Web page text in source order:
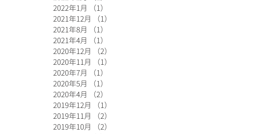
2022年1月
（1）
2021年12月
（1）
2021年8月
（1）
2021年4月
（1）
2020年12月
（2）
2020年11月
（1）
2020年7月
（1）
2020年5月
（1）
2020年4月
（2）
2019年12月
（1）
2019年11月
（2）
2019年10月
（2）